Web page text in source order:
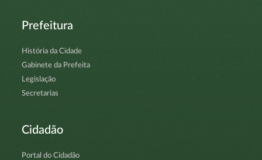
Prefeitura
História da Cidade
Gabinete da Prefeita
Legislação
Secretarias
Cidadão
Portal do Cidadão